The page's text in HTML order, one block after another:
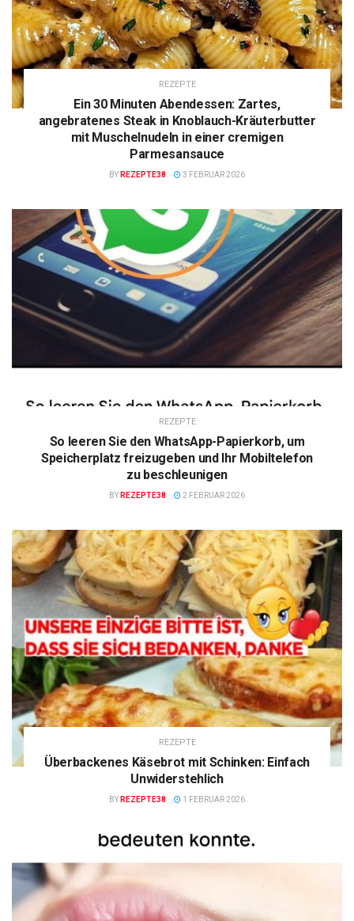
REZEPTE
Ein 30 Minuten Abendessen: Zartes,
angebratenes Steak in Knoblauch-Kräuterbutter
mit Muschelnudeln in einer cremigen
Parmesansauce
BY REZEPTE38 3 FEBRUAR 2026
REZEPTE
So leeren Sie den WhatsApp-Papierkorb, um
Speicherplatz freizugeben und Ihr Mobiltelefon
zu beschleunigen
BY REZEPTE38 2 FEBRUAR 2026
REZEPTE
Überbackenes Käsebrot mit Schinken: Einfach
Unwiderstehlich
BY REZEPTE38 1 FEBRUAR 2026